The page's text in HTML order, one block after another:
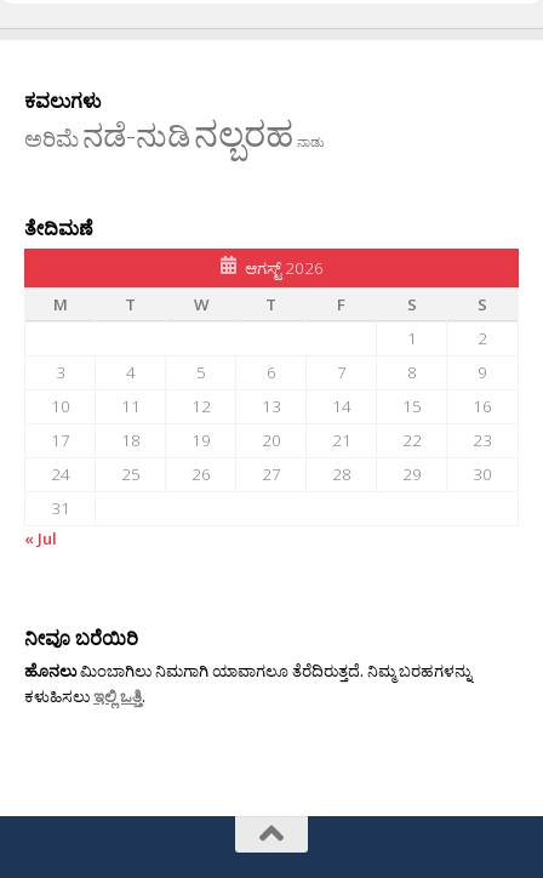
ಕವಲುಗಳು
ಅರಿಮೆನಡೆ-ನುಡಿನಲ್ಬರಹ ನಾಡು
ತೇದಿಮಣೆ
ಆಗಸ್ಟ್ 2026
M
T W T F S
S
1
2
3
4 5 6 7 8
9
10
11 12 13 14 15
16
17
18 19 20 21 22
23
24
25 26 27 28 29
30
31
« Jul
ನೀವೂ ಬರೆಯಿರಿ
ಹೊನಲುಮಿಂಬಾಗಿಲು ನಿಮಗಾಗಿ ಯಾವಾಗಲೂ ತೆರೆದಿರುತ್ತದೆ. ನಿಮ್ಮ ಬರಹಗಳನ್ನು
ಕಳುಹಿಸಲುಇಲ್ಲಿ ಒತ್ತಿ.